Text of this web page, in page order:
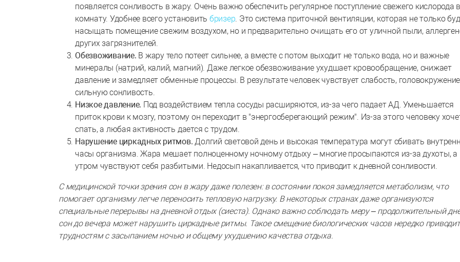
появляется сонливость в жару. Очень важно обеспечить регулярное поступление свежего кислорода в
комнату. Удобнее всего установить бризер. Это система приточной вентиляции, которая не только
насыщать помещение свежим воздухом, но и предварительно очищать его от уличной пыли,
других загрязнителей.
Обезвоживание. В жару тело потеет сильнее, а вместе с потом выходит не только вода, но и важные
минералы (натрий, калий, магний). Даже легкое обезвоживание ухудшает кровообращение, снижает
давление и замедляет обменные процессы. В результате человек чувствует слабость,
сильную сонливость.
Низкое давление. Под воздействием тепла сосуды расширяются, из-за чего падает АД. Уменьшается
приток крови к мозгу, поэтому он переходит в "энергосберегающий режим". Из-за этого человеку
спать, а любая активность дается с трудом.
Нарушение циркадных ритмов.Долгий световой день и высокая температура могут сбивать
часы организма. Жара мешает полноценному ночному отдыху – многие просыпаются из-за духоты, а
утром чувствуют себя разбитыми. Недосып накапливается, что приводит к дневной сонливости.
С медицинской точки зрения сон в жару даже полезен: в состоянии покоя замедляется метаболизм, что
помогает организму легче переносить тепловую нагрузку. В некоторых странах даже организуются
специальные перерывы на дневной отдых (сиеста). Однако важно соблюдать меру – продолжительный
сон до вечера может нарушить циркадные ритмы. Такое смещение биологических часов нередко
трудностям с засыпанием ночью и общему ухудшению качества отдыха.